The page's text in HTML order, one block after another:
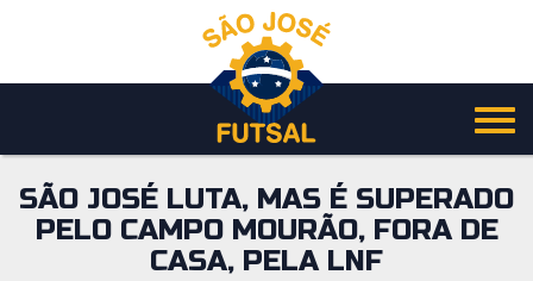
o
SÃO JOSÉ LUTA, MAS É SUPERADO
PELO CAMPO MOURÃO, FORA DE
CASA, PELA LNF